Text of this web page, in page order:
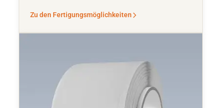
Zu den Fertigungsmöglichkeiten